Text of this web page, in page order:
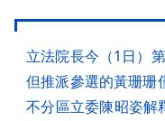
立法院長今（1日）
但推派參選的黃珊珊
不分區立委陳昭姿解